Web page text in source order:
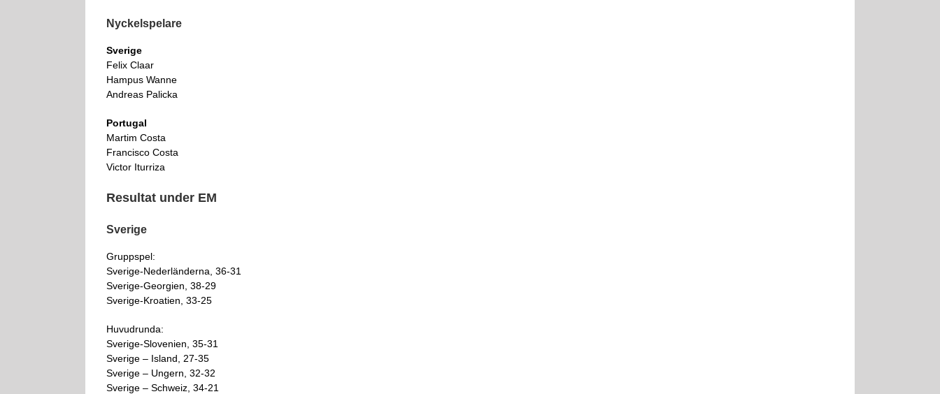
Nyckelspelare
Sverige
Felix Claar
Hampus Wanne
Andreas Palicka
Portugal
Martim Costa
Francisco Costa
Victor Iturriza
Resultat under EM
Sverige
Gruppspel:
Sverige-Nederländerna, 36-31
Sverige-Georgien, 38-29
Sverige-Kroatien, 33-25
Huvudrunda:
Sverige-Slovenien, 35-31
Sverige – Island, 27-35
Sverige – Ungern, 32-32
Sverige – Schweiz, 34-21